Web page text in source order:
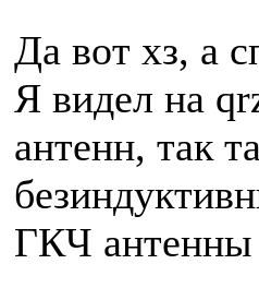
Да вот хз, а
Я видел на
антенн, так
ГКЧ антенны